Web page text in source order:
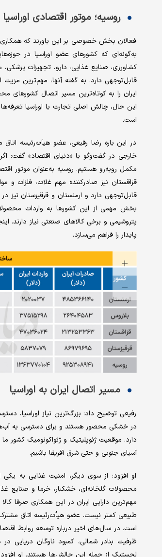
روسیه؛ موتور اقتصادی اوراسیا
فعالان بخش خصوصی بر این باورند که همکاری
به‌گونه‌ای که کشورهای عضو اوراسیا در
کشاورزی، صنایع غذایی، دارو، تجهیزات
قابل‌توجهی دارد. به گفته آنها، مهم‌ترین
ایران را به کوتاه‌ترین مسیر اتصال کشورهای
این حال، چالش اصلی تجارت با اوراسیا
است.
در این باره رضا رفیعی، عضو هیأت‌رئیسه
خارجی در گفت‌وگو با «دنیای اقتصاد» گفت:
مکمل روبه‌رو هستیم. روسیه به‌عنوان موتور
قزاقستان نیز صادرکننده مهم غلات، فلزات
قابل‌توجهی دارد و ارمنستان و قرقیزستان
بخش مهمی از این کشورها به واردات
پتروشیمی و برخی کالاهای صنعتی نیاز دارند.
پایدار را فراهم می‌سازد.
مسیر اتصال ایران به اوراسیا
رفیعی توضیح داد: بزرگ‌ترین نیاز اوراسیا،
در خشکی محصور هستند و برای دسترسی به آب‌های
دارد. موقعیت ژئوپلیتیک و ژئواکونومیک کشور
آسیای جنوبی و حتی شرق آفریقا باشیم.
او افزود: از سوی دیگر، امنیت غذایی به
محصولات گلخانه‌ای، خشکبار، خرما و صنایع
مهم‌ترین دارایی ایران در این همکاری صرفا
طبیعی کمتر نیست. عضو هیأت‌رئیسه اتاق مشترک
است. در سال‌های اخیر درباره توسعه روابط
ظرفیت بنادر شمالی، کمبود ناوگان دریایی
لجستیک از جمله این چالش‌ها هستند. او